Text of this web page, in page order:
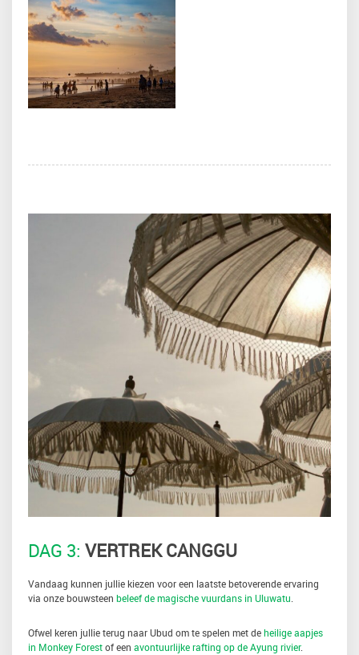
DAG 3: VERTREK CANGGU
Vandaag kunnen jullie kiezen voor een laatste betoverende ervaring
via onze bouwsteen beleef de magische vuurdans in Uluwatu
Ofwel keren jullie terug naar Ubud om te spelen met deheilige aapjes
in Monkey Forestof een avontuurlijke rafting op de Ayung rivier.